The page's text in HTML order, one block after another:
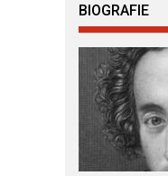
BIOGRAFIE